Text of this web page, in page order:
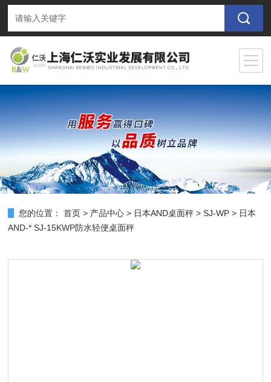
您的位置： 首页 > 产品中心 > 日本AND桌面秤 >SJ-WP > 日本
AND-* SJ-15KWP防水轻便桌面秤